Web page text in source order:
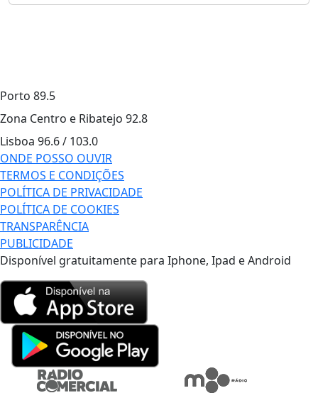
Porto 89.5
Zona Centro e Ribatejo 92.8
Lisboa 96.6 / 103.0
ONDE POSSO OUVIR
TERMOS E CONDIÇÕES
POLÍTICA DE PRIVACIDADE
POLÍTICA DE COOKIES
TRANSPARÊNCIA
PUBLICIDADE
Disponível gratuitamente para Iphone, Ipad e Android